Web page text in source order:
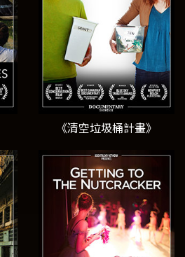
《清空垃圾桶計畫》